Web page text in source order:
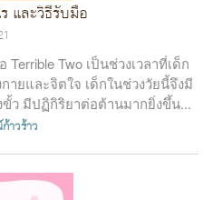
และวิธีรับมือ
Two เป็นช่วงเวลาที่เด็ก
ายและจิตใจ เด็กในช่วงวัยนี้จึงมี
ว มีปฏิกิริยาต่อต้านมากยิ่งขึ้น...
าวร้าว